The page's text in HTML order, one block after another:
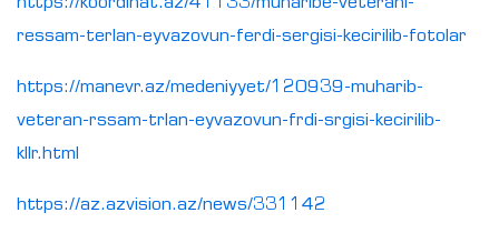
ressam-terlan-eyvazovun-ferdi-sergisi-kecirilib-fotolar
https://manevr.az/medeniyyet/120939-muharib-
veteran-rssam-trlan-eyvazovun-frdi-srgisi-kecirilib-
kllr.html
https://az.azvision.az/news/331142